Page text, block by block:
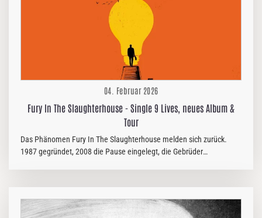
04. Februar 2026
Fury In The Slaughterhouse - Single 9 Lives, neues Album &
Tour
Das Phänomen Fury In The Slaughterhouse melden sich zurück.
1987 gegründet, 2008 die Pause eingelegt, die Gebrüder
2017 wegen des Bandjubiläums. Dann 2021 das Comeback mit dem
Album NOW, mit dem sie Platz 2 der Charts erreichten. 2023
schafften sie mit dem Album HOPE erstmalig einen ersten Platz in